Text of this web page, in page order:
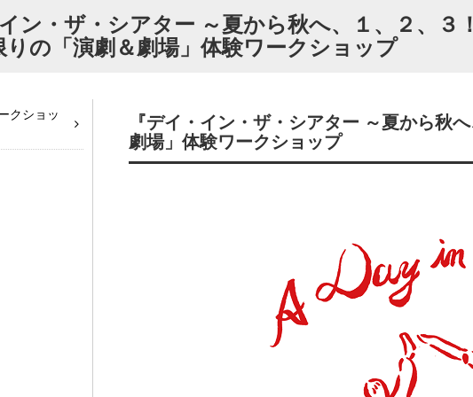
イン・ザ・シアター ～夏から秋へ、１、２、３！
りの「演劇＆劇場」体験ワークショップ
『デイ・イン・ザ・シアター ～夏から秋
劇場」体験ワークショップ
クショッ